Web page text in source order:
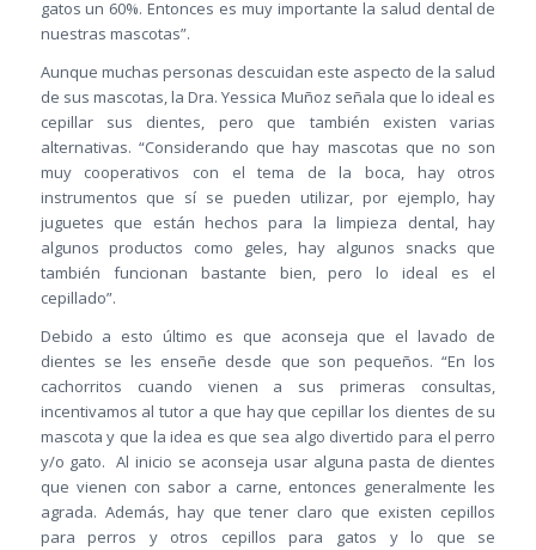
gatos un 60%. Entonces es muy importante la salud dental de
nuestras mascotas”.
Aunque muchas personas descuidan este aspecto de la salud
de sus mascotas, la Dra. Yessica Muñoz señala que lo ideal es
cepillar sus dientes, pero que también existen varias
alternativas. “Considerando que hay mascotas que no son
muy cooperativos con el tema de la boca, hay otros
instrumentos que sí se pueden utilizar, por ejemplo, hay
juguetes que están hechos para la limpieza dental, hay
algunos productos como geles, hay algunos snacks que
también funcionan bastante bien, pero lo ideal es el
cepillado”.
Debido a esto último es que aconseja que el lavado de
dientes se les enseñe desde que son pequeños. “En los
cachorritos cuando vienen a sus primeras consultas,
incentivamos al tutor a que hay que cepillar los dientes de su
mascota y que la idea es que sea algo divertido para el perro
y/o gato. Al inicio se aconseja usar alguna pasta de dientes
que vienen con sabor a carne, entonces generalmente les
agrada. Además, hay que tener claro que existen cepillos
para perros y otros cepillos para gatos y lo que se